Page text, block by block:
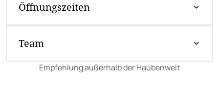
Öffnungszeiten
Team
Empfehlung außerhalb der Haubenwelt